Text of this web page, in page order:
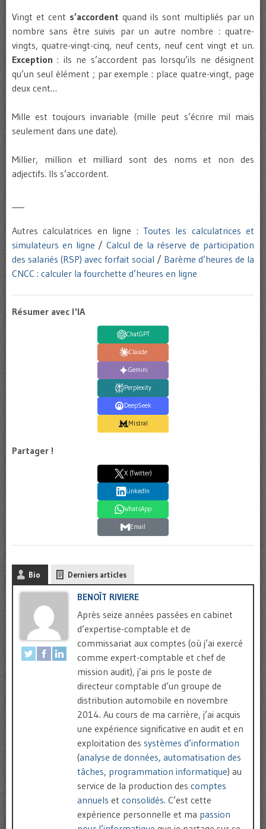
Vingt et cent s’accordent quand ils sont multipliés par un
nombre sans être suivis par un autre nombre : quatre-
vingts, quatre-vingt-cinq, neuf cents, neuf cent vingt et un.
Exception : ils ne s’accordent pas lorsqu’ils ne désignent
qu’un seul élément ; par exemple : place quatre-vingt, page
deux cent…
Mille est toujours invariable (mille peut s’écrire mil mais
seulement dans une date).
Millier, million et milliard sont des noms et non des
adjectifs. Ils s’accordent.
Autres calculatrices en ligne : Toutes les calculatrices et
simulateurs en ligne /Calcul de la réserve de participation
des salariés (RSP) avec forfait social / Barème d’heures de la
CNCC : calculer la fourchette d’heures en ligne
Résumer avec l'IA
ChatGPT
Claude
Gemini
Perplexity
DeepSeek
Mistral
Partager !
X (Twitter)
LinkedIn
WhatsApp
Email
Bio Derniers articles
BENOÎT RIVIERE
Après seize années passées en cabinet
d’expertise-comptable et de
commissariat aux comptes (où j’ai exercé
comme expert-comptable et chef de
mission audit), j’ai pris le poste de
directeur comptable d’un groupe de
distribution automobile en novembre
2014. Au cours de ma carrière, j’ai acquis
une expérience significative en audit et en
exploitation des systèmes d’information
(analyse de données, automatisation des
tâches, programmation informatique) au
service de la production des comptes
annuels et consolidés. C’est cette
expérience personnelle et ma passion